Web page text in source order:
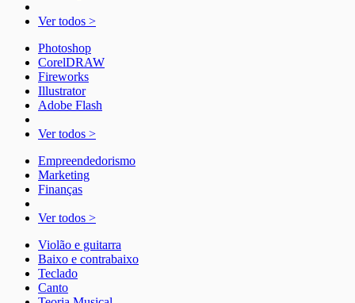
Ver todos >
Photoshop
CorelDRAW
Fireworks
Illustrator
Adobe Flash
Ver todos >
Empreendedorismo
Marketing
Finanças
Ver todos >
Violão e guitarra
Baixo e contrabaixo
Teclado
Canto